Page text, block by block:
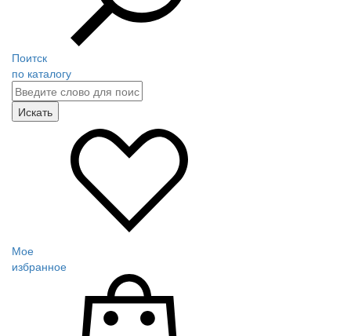
Поитск
по каталогу
Мое
избранное